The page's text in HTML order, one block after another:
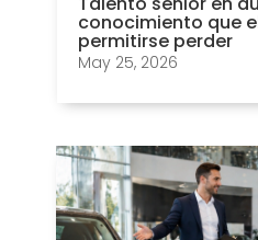
conocimiento que
permitirse perder
May 25, 2026